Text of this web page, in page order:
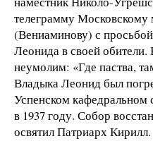
телеграмму
(Вениаминову) с
Леонида в своей
неумолим: «Где паства,
Владыка Леонид был
Успенском кафедральном
в 1937 году. Собор
освятил Патриарх Кирилл.